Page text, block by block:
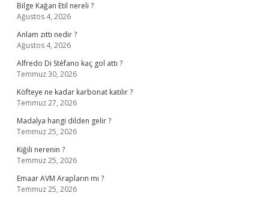
Bilge Kağan Etil nereli ?
Ağustos 4, 2026
Anlam zıttı nedir ?
Ağustos 4, 2026
Alfredo Di Stéfano kaç gol attı ?
Temmuz 30, 2026
Köfteye ne kadar karbonat katılır ?
Temmuz 27, 2026
Madalya hangi dilden gelir ?
Temmuz 25, 2026
Kiğili nerenin ?
Temmuz 25, 2026
Emaar AVM Arapların mı ?
Temmuz 25, 2026